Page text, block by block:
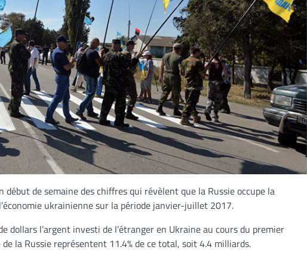
de semaine des chiffres qui révèlent que la Russie occupe la
ukrainienne sur la période janvier-juillet 2017.
l’argent investi de l’étranger en Ukraine au cours du premier
la Russie représentent 11.4% de ce total, soit 4.4 milliards.